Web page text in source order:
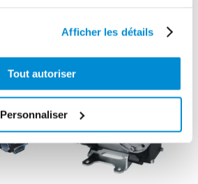
Afficher les détails
Tout autoriser
Personnaliser